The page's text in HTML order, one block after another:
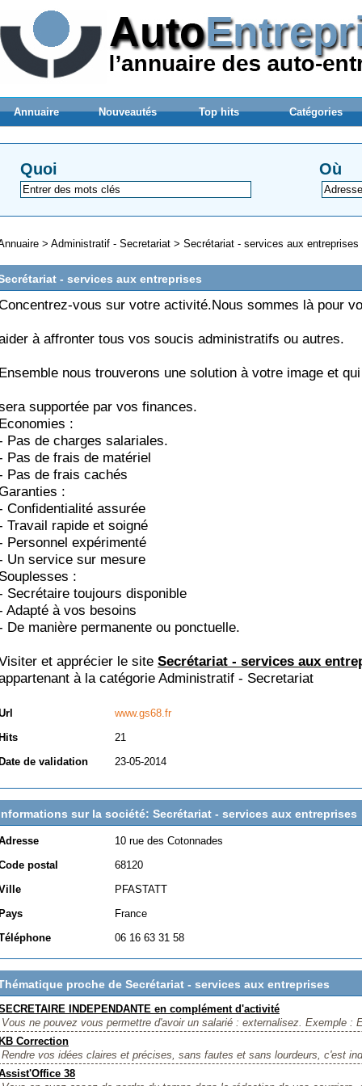
Annuaire Nouveautés Top hits Catégories
Quoi Où
> Administratif - Secretariat > Secrétariat - services aux entreprises
- services aux entreprises
vous sur votre activité.Nous sommes là pour
à affronter tous vos soucis administratifs ou autres.
nous trouverons une solution à votre image et qui
supportée par vos finances.
:
Pas de charges salariales.
Pas de frais de matériel
Pas de frais cachés
:
Confidentialité assurée
Travail rapide et soigné
Personnel expérimenté
Un service sur mesure
:
Secrétaire toujours disponible
Adapté à vos besoins
De manière permanente ou ponctuelle.
et apprécier le site Secrétariat - services aux
à la catégorie Administratif - Secretariat
www.gs68.fr
21
de validation
23-05-2014
sur la société: Secrétariat - services aux entreprises
10 rue des Cotonnades
postal
68120
PFASTATT
France
06 16 63 31 58
proche de Secrétariat - services aux entreprises
INDEPENDANTE en complément d'activité
Vous ne pouvez vous permettre d'avoir un salarié : externalisez. Exemple :
Correction
Rendre vos idées claires et précises, sans fautes et sans lourdeurs, c'est
38